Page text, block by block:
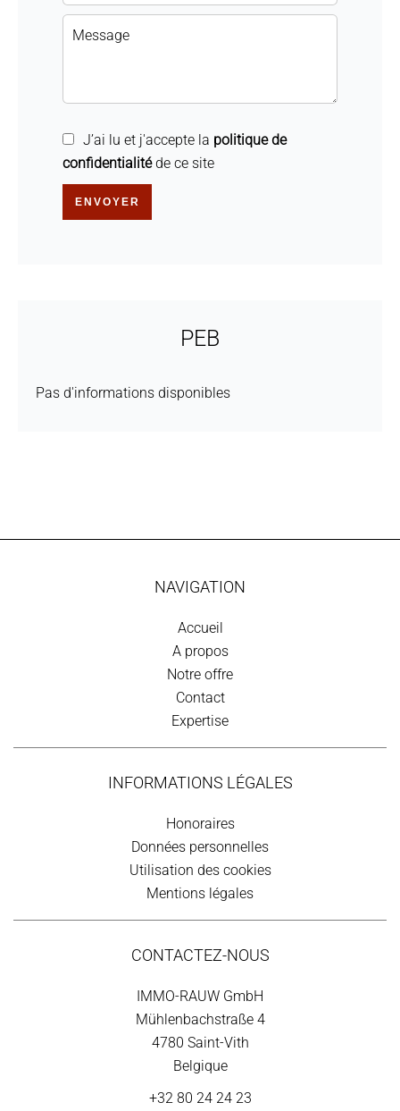
J’ai lu et j'accepte la politique de
confidentialitéde ce site
ENVOYER
PEB
Pas d'informations disponibles
NAVIGATION
Accueil
A propos
Notre offre
Contact
Expertise
INFORMATIONS LÉGALES
Honoraires
Données personnelles
Utilisation des cookies
Mentions légales
CONTACTEZ-NOUS
IMMO-RAUW GmbH
Mühlenbachstraße 4
4780 Saint-Vith
Belgique
+32 80 24 24 23